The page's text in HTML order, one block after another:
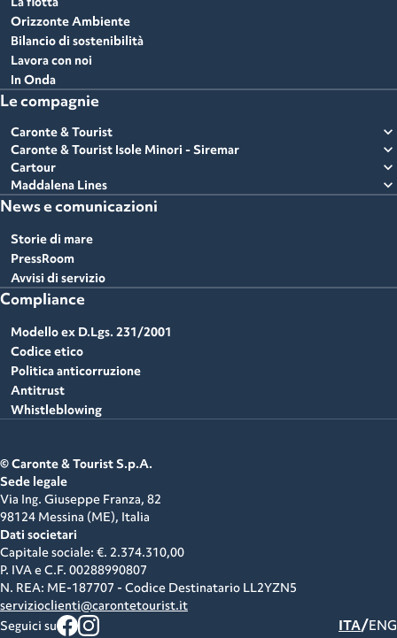
Orizzonte Ambiente
Bilancio di sostenibilità
Lavora con noi
In Onda
Le compagnie
Caronte & Tourist expand_more
Caronte & Tourist Isole Minori - Siremar expand_more
Cartour expand_more
Maddalena Lines expand_more
News e comunicazioni
Storie di mare
PressRoom
Avvisi di servizio
Compliance
Modello ex D.Lgs. 231/2001
Codice etico
Politica anticorruzione
Antitrust
Whistleblowing
© Caronte & Tourist S.p.A.
Sede legale
Via Ing. Giuseppe Franza, 82
98124 Messina (ME), Italia
Dati societari
Capitale sociale: €. 2.374.310,00
P. IVA e C.F. 00288990807
N. REA: ME-187707 - Codice Destinatario LL2YZN5
servizioclienti@carontetourist.it
Seguici su
ITA/ENG